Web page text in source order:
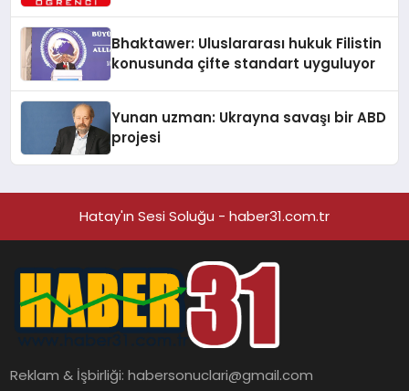
Bhaktawer: Uluslararası hukuk Filistin
konusunda çifte standart uyguluyor
Yunan uzman: Ukrayna savaşı bir ABD
projesi
Hatay'ın Sesi Soluğu - haber31.com.tr
Reklam & İşbirliği:habersonuclari@gmail.com